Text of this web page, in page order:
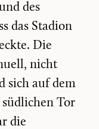
des
das Stadion
Die
nicht
sich auf dem
Tor
die